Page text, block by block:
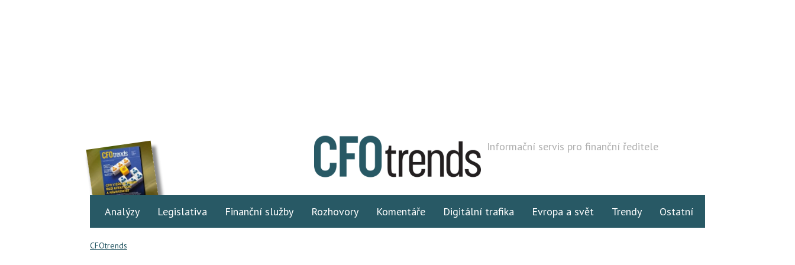
Informační servis pro finanční ředitele
Analýzy Legislativa Finanční služby Rozhovory Komentáře Digitální trafika Evropa a svět Trendy Ostatní
CFOtrends